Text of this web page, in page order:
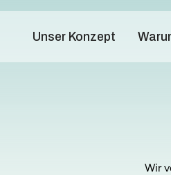
Unser Konzept
Wir